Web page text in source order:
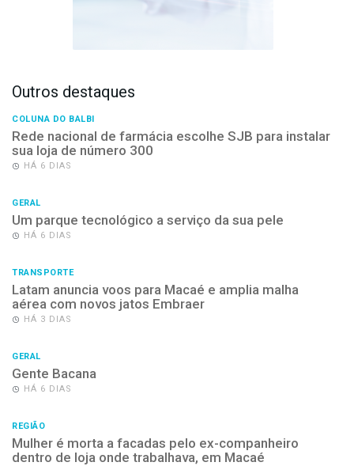
Outros destaques
COLUNA DO BALBI
Rede nacional de farmácia escolhe SJB para instalar
sua loja de número 300
HÁ 6 DIAS
GERAL
Um parque tecnológico a serviço da sua pele
HÁ 6 DIAS
TRANSPORTE
Latam anuncia voos para Macaé e amplia malha
aérea com novos jatos Embraer
HÁ 3 DIAS
GERAL
Gente Bacana
HÁ 6 DIAS
REGIÃO
Mulher é morta a facadas pelo ex-companheiro
dentro de loja onde trabalhava, em Macaé